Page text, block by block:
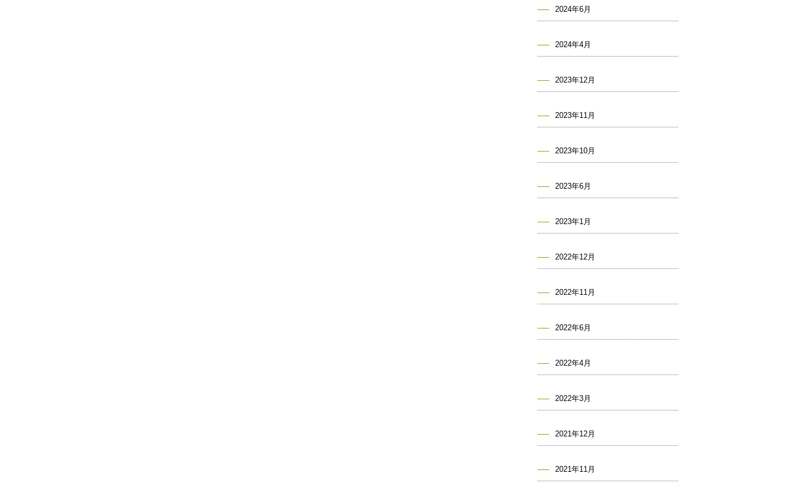
2024年6月
2024年4月
2023年12月
2023年11月
2023年10月
2023年6月
2023年1月
2022年12月
2022年11月
2022年6月
2022年4月
2022年3月
2021年12月
2021年11月